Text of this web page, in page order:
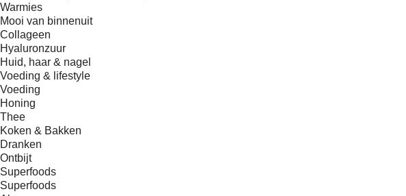
Warmies
Mooi van binnenuit
Collageen
Hyaluronzuur
Huid, haar & nagel
Voeding & lifestyle
Voeding
Honing
Thee
Koken & Bakken
Dranken
Ontbijt
Superfoods
Superfoods